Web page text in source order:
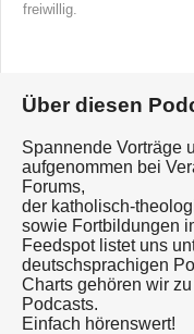
freiwillig.
Über diesen
Spannende Vorträge
aufgenommen bei
Forums,
der katholisch-
sowie Fortbildungen
Feedspot listet uns
deutschsprachigen
Charts gehören wir
Podcasts.
Einfach hörenswert!